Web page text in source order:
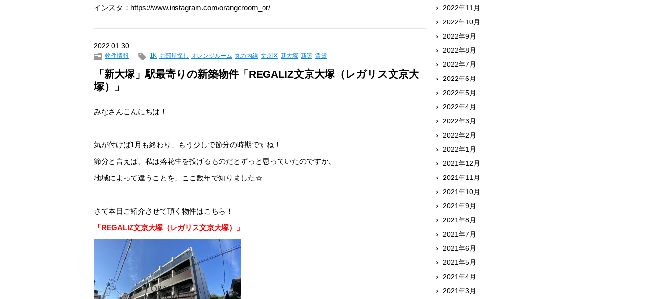
インスタ：https://www.instagram.com/orangeroom_or/
2022.01.30
物件情報 1K お部屋探し オレンジルーム 丸の内線 文京区 新大塚 新築 賃貸
「新大塚」駅最寄りの新築物件「REGALIZ文京大塚（レガリス文京大
塚）」
みなさんこんにちは！
気が付けば1月も終わり、もう少しで節分の時期ですね！
節分と言えば、私は落花生を投げるものだとずっと思っていたのですが、
地域によって違うことを、ここ数年で知りました☆
さて本日ご紹介させて頂く物件はこちら！
「REGALIZ文京大塚（レガリス文京大塚）」
2022年11月
2022年10月
2022年9月
2022年8月
2022年7月
2022年6月
2022年5月
2022年4月
2022年3月
2022年2月
2022年1月
2021年12月
2021年11月
2021年10月
2021年9月
2021年8月
2021年7月
2021年6月
2021年5月
2021年4月
2021年3月